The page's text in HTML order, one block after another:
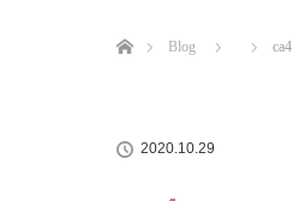
Blog
ca4
2020.10.29